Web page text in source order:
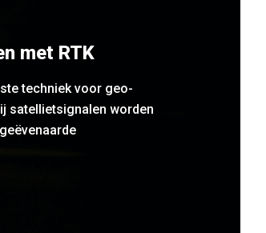
met RTK
techniek voor geo-
satellietsignalen worden